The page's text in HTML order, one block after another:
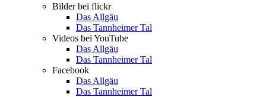
Bilder bei flickr
Das Allgäu
Das Tannheimer Tal
Videos bei YouTube
Das Allgäu
Das Tannheimer Tal
Facebook
Das Allgäu
Das Tannheimer Tal